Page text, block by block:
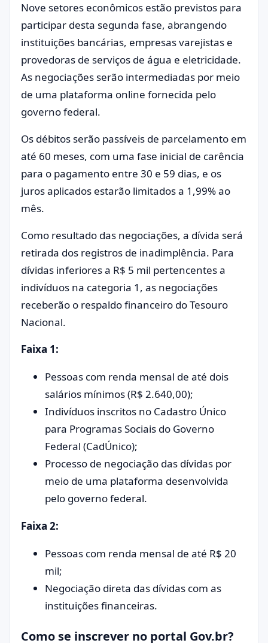
Nove setores econômicos estão previstos para
participar desta segunda fase, abrangendo
instituições bancárias, empresas varejistas e
provedoras de serviços de água e eletricidade.
As negociações serão intermediadas por meio
de uma plataforma online fornecida pelo
governo federal.
Os débitos serão passíveis de parcelamento em
até 60 meses, com uma fase inicial de carência
para o pagamento entre 30 e 59 dias, e os
juros aplicados estarão limitados a 1,99% ao
mês.
Como resultado das negociações, a dívida será
retirada dos registros de inadimplência. Para
dívidas inferiores a R$ 5 mil pertencentes a
indivíduos na categoria 1, as negociações
receberão o respaldo financeiro do Tesouro
Nacional.
Faixa 1:
Pessoas com renda mensal de até dois
salários mínimos (R$ 2.640,00);
Indivíduos inscritos no Cadastro Único
para Programas Sociais do Governo
Federal (CadÚnico);
Processo de negociação das dívidas por
meio de uma plataforma desenvolvida
pelo governo federal.
Faixa 2:
Pessoas com renda mensal de até R$ 20
mil;
Negociação direta das dívidas com as
instituições financeiras.
Como se inscrever no portal Gov.br?